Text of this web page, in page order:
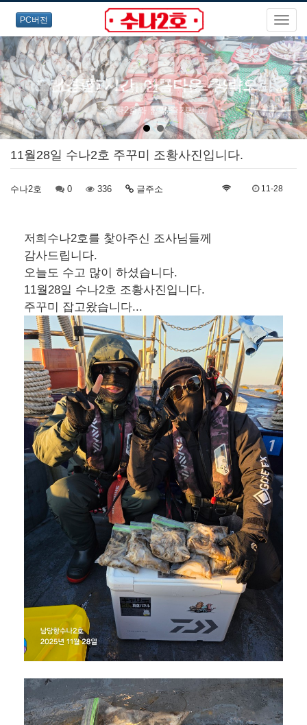
PC버전
오랜경험과 노련한 포인트 공략으로
즐거운 출조를 약속드립니다!
11월28일 수나2호 주꾸미 조황사진입니다.
수나2호 0 336 글주소 11-28
저희수나2호를 찿아주신 조사님들께
감사드립니다.
오늘도 수고 많이 하셨습니다.
11월28일 수나2호 조황사진입니다.
주꾸미 잡고왔습니다...